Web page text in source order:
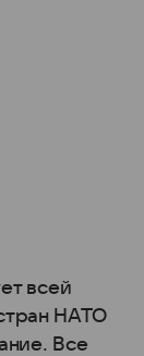
всей
НАТО
Все